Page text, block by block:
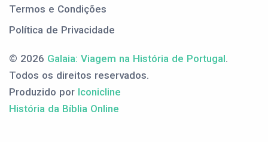
Termos e Condições
Política de Privacidade
© 2026 Galaia: Viagem na História de Portugal.
Todos os direitos reservados.
Produzido por Iconicline
História da Bíblia Online